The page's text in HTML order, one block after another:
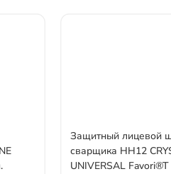
Защитный лицевой
сварщика НН12
UNIVERSAL Favori®T